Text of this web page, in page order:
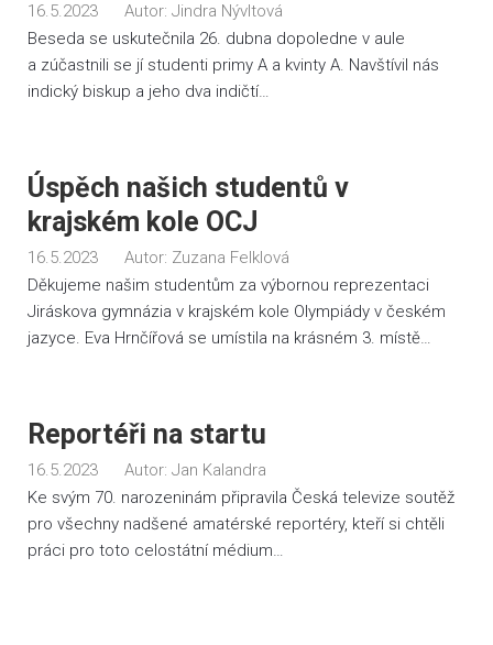
16.5.2023 Autor: Jindra Nývltová
Beseda se uskutečnila 26. dubna dopoledne v aule
a zúčastnili se jí studenti primy A a kvinty A. Navštívil nás
indický biskup a jeho dva indičtí…
Úspěch našich studentů v
krajském kole OCJ
16.5.2023 Autor: Zuzana Felklová
Děkujeme našim studentům za výbornou reprezentaci
Jiráskova gymnázia v krajském kole Olympiády v českém
jazyce. Eva Hrnčířová se umístila na krásném 3. místě…
Reportéři na startu
16.5.2023 Autor: Jan Kalandra
Ke svým 70. narozeninám připravila Česká televize soutěž
pro všechny nadšené amatérské reportéry, kteří si chtěli
práci pro toto celostátní médium…